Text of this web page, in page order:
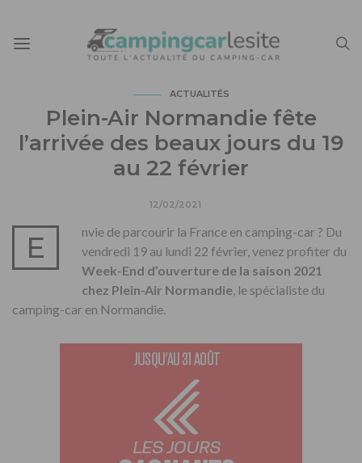
ACTUALITÉS
Plein-Air Normandie fête
l’arrivée des beaux jours du 19
au 22 février
12/02/2021
E
nvie de parcourir la France en camping-car ? Du
vendredi 19 au lundi 22 février, venez profiter du
Week-End d’ouverture de la saison 2021
chez Plein-Air Normandie, le spécialiste du
camping-car en Normandie.